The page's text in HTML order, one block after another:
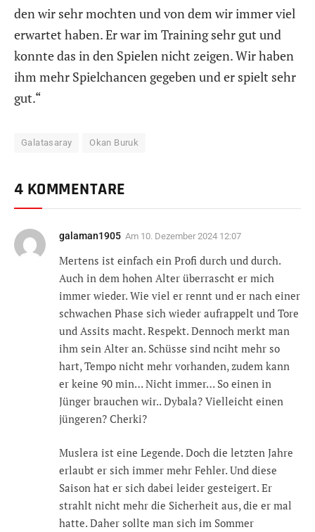
den wir sehr mochten und von dem wir immer viel
erwartet haben. Er war im Training sehr gut und
konnte das in den Spielen nicht zeigen. Wir haben
ihm mehr Spielchancen gegeben und er spielt sehr
gut.“
Galatasaray Okan Buruk
4 KOMMENTARE
galaman1905 Am 10. Dezember 2024 12:07
Mertens ist einfach ein Profi durch und durch.
Auch in dem hohen Alter überrascht er mich
immer wieder. Wie viel er rennt und er nach einer
schwachen Phase sich wieder aufrappelt und Tore
und Assits macht. Respekt. Dennoch merkt man
ihm sein Alter an. Schüsse sind nciht mehr so
hart, Tempo nicht mehr vorhanden, zudem kann
er keine 90 min… Nicht immer… So einen in
Jünger brauchen wir.. Dybala? Vielleicht einen
jüngeren? Cherki?
Muslera ist eine Legende. Doch die letzten Jahre
erlaubt er sich immer mehr Fehler. Und diese
Saison hat er sich dabei leider gesteigert. Er
strahlt nicht mehr die Sicherheit aus, die er mal
hatte. Daher sollte man sich im Sommer